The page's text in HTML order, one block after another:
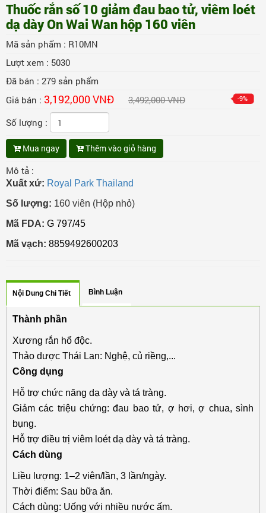
Thuốc rắn số 10 giảm đau bao tử, viêm loét
dạ dày On Wai Wan hộp 160 viên
Mã sản phẩm : R10MN
Lượt xem : 5030
Đã bán : 279 sản phẩm
Giá bán : 3,192,000 VNĐ 3,492,000 VNĐ -9%
Số lượng :
Mua ngay Thêm vào giỏ hàng
Mô tả :
Xuất xứ: Royal Park Thailand
Số lượng: 160 viên (Hộp nhỏ)
Mã FDA: G 797/45
Mã vạch: 8859492600203
Nội Dung Chi Tiết Bình Luận
Thành phần
Xương rắn hổ độc.
Thảo dược Thái Lan: Nghệ, củ riềng,...
Công dụng
Hỗ trợ chức năng dạ dày và tá tràng.
Giảm các triệu chứng: đau bao tử, ợ hơi, ợ chua, sình
bụng.
Hỗ trợ điều trị viêm loét dạ dày và tá tràng.
Cách dùng
Liều lượng: 1–2 viên/lần, 3 lần/ngày.
Thời điểm: Sau bữa ăn.
Cách dùng: Uống với nhiều nước ấm.